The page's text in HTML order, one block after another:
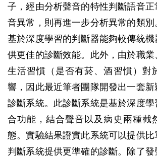
子，經由分析聲音的特性判斷語音
音異常，則再進一步分析異常的類別
基於深度學習的判斷器能夠較傳統
供更佳的診斷效能。此外，由於職業
生活習慣（是否有菸、酒習慣）對
響，因此最近筆者團隊開發出一套
診斷系統。此診斷系統是基於深度
合功能，結合聲音以及病史兩種截
態。實驗結果證實此系統可以提供
判斷系統提供更準確的診斷。除了